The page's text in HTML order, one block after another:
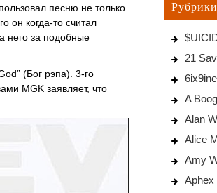
песню не только
он когда-то считал
него за подобные
(Бог рэпа). 3-го
MGK заявляет, что
Рубрики
21
6ix9ine
A
Alan
Alice
Amy
Aphex